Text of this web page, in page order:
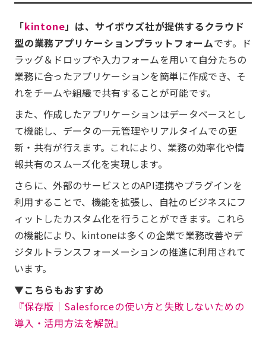
「kintone」は、サイボウズ社が提供するクラウド
型の業務アプリケーションプラットフォームです。ド
ラッグ＆ドロップや入力フォームを用いて自分たちの
業務に合ったアプリケーションを簡単に作成でき、そ
れをチームや組織で共有することが可能です。
また、作成したアプリケーションはデータベースとし
て機能し、データの一元管理やリアルタイムでの更
新・共有が行えます。これにより、業務の効率化や情
報共有のスムーズ化を実現します。
さらに、外部のサービスとのAPI連携やプラグインを
利用することで、機能を拡張し、自社のビジネスにフ
ィットしたカスタム化を行うことができます。これら
の機能により、kintoneは多くの企業で業務改善やデ
ジタルトランスフォーメーションの推進に利用されて
います。
▼こちらもおすすめ
『保存版│Salesforceの使い方と失敗しないための
導入・活用方法を解説』